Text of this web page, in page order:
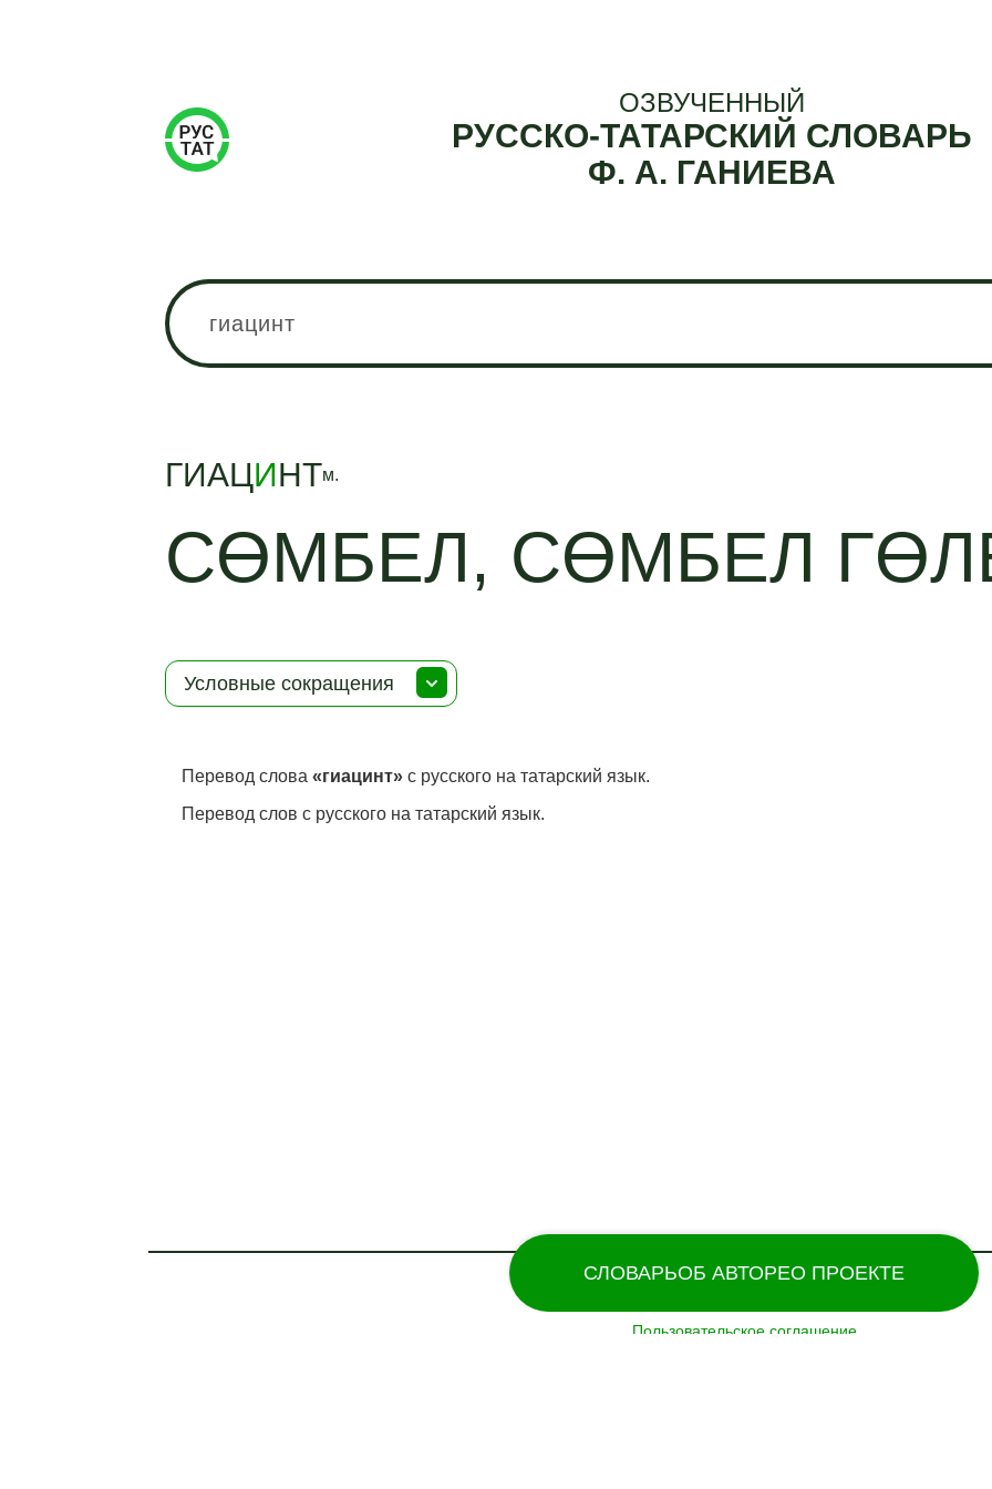
СЛОВАРЬОБ АВТОРЕО ПРОЕКТЕ
ОЗВУЧЕННЫЙ
РУССКО-ТАТАРСКИЙ СЛОВАРЬ
Ф. А. ГАНИЕВА
ГИАЦИНТм.
СӨМБЕЛ, СӨМБЕЛ
Условные сокращения
Перевод слова«гиацинт» с русского на татарский язык.
Перевод слов с русского на татарский язык.
Пользовательское соглашение